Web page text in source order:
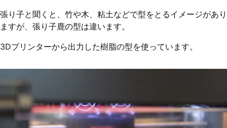
張り子と聞くと、竹や木、粘土などで型をとるイメージがあり
ますが、張り子鹿の型は違います。
3Dプリンターから出力した樹脂の型を使っています。